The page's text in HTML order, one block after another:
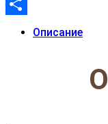
Telegram
Отправить
Описание